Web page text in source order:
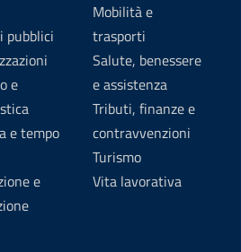
pubblici
e
e tempo
e
Mobilità e
trasporti
Salute, benessere
e assistenza
Tributi, finanze e
contravvenzioni
Turismo
Vita lavorativa